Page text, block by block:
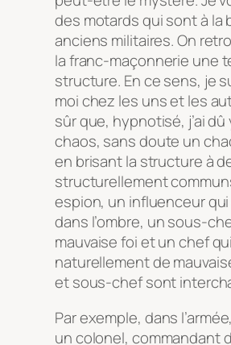
des motards qui sont à la
anciens militaires. On
la franc-maçonnerie une
structure. En ce sens, je
moi chez les uns et les
sûr que, hypnotisé, j’ai
chaos, sans doute un
en brisant la structure à
structurellement
espion, un influenceur
dans l’ombre, un sous-
mauvaise foi et un chef
naturellement de
et sous-chef sont
Par exemple, dans
un colonel, commandant